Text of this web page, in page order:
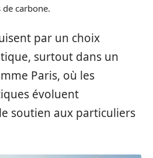
carbone.
par un choix
surtout dans un
Paris, où les
évoluent
soutien aux particuliers